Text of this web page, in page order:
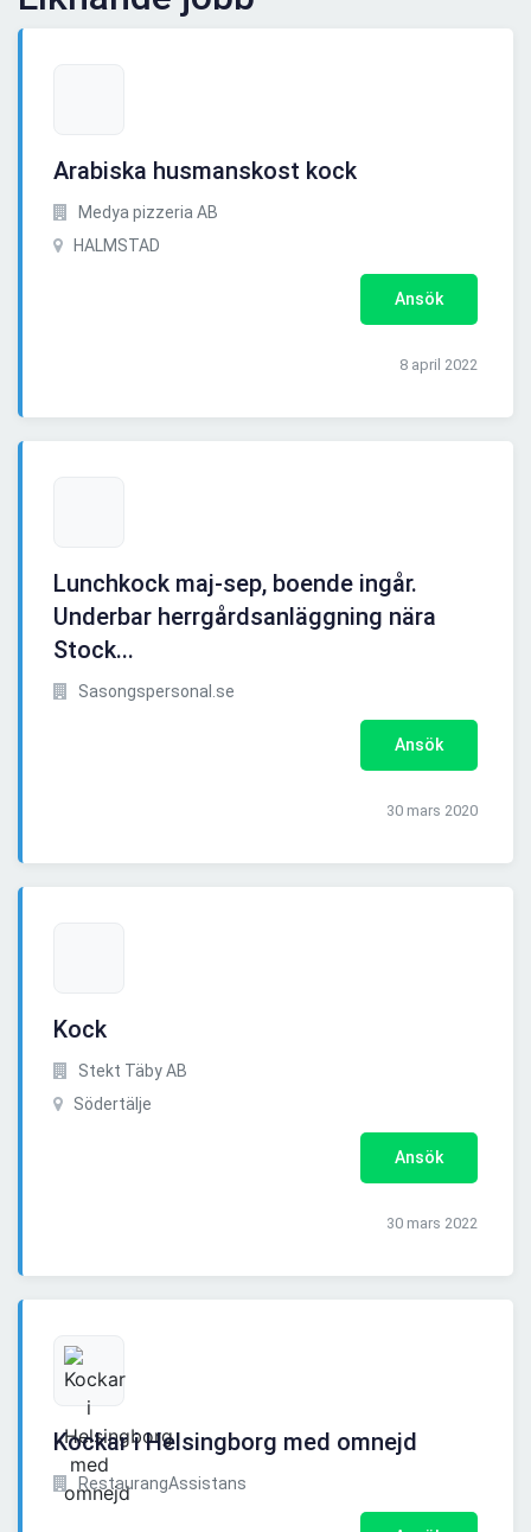
Arabiska husmanskost kock
Medya pizzeria AB
HALMSTAD
Ansök
8 april 2022
Lunchkock maj-sep, boende ingår.
Underbar herrgårdsanläggning nära
Stock...
Sasongspersonal.se
Ansök
30 mars 2020
Kock
Stekt Täby AB
Södertälje
Ansök
30 mars 2022
Kockar i Helsingborg med omnejd
RestaurangAssistans